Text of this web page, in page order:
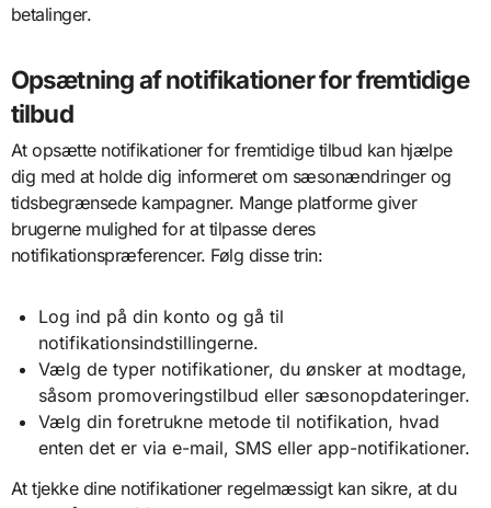
betalinger.
Opsætning af notifikationer for fremtidige
tilbud
At opsætte notifikationer for fremtidige tilbud kan hjælpe
dig med at holde dig informeret om sæsonændringer og
tidsbegrænsede kampagner. Mange platforme giver
brugerne mulighed for at tilpasse deres
notifikationspræferencer. Følg disse trin:
Log ind på din konto og gå til
notifikationsindstillingerne.
Vælg de typer notifikationer, du ønsker at modtage,
såsom promoveringstilbud eller sæsonopdateringer.
Vælg din foretrukne metode til notifikation, hvad
enten det er via e-mail, SMS eller app-notifikationer.
At tjekke dine notifikationer regelmæssigt kan sikre, at du